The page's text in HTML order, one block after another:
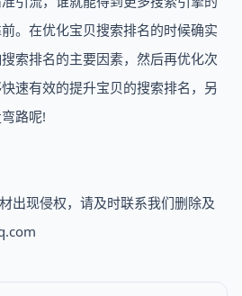
。在优化宝贝搜索排名的时候确实
索排名的主要因素，然后再优化次
速有效的提升宝贝的搜索排名，另
路呢!
出现侵权，请及时联系我们删除及